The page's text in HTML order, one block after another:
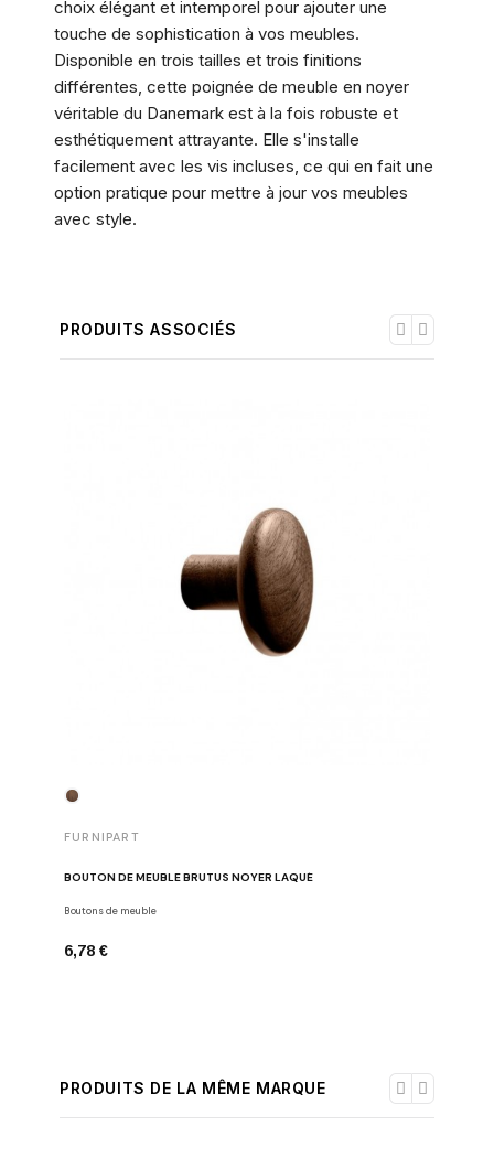
choix élégant et intemporel pour ajouter une
touche de sophistication à vos meubles.
Disponible en trois tailles et trois finitions
différentes, cette poignée de meuble en noyer
véritable du Danemark est à la fois robuste et
esthétiquement attrayante. Elle s'installe
facilement avec les vis incluses, ce qui en fait une
option pratique pour mettre à jour vos meubles
avec style.
PRODUITS ASSOCIÉS
FURNIPART
BOUTON DE MEUBLE BRUTUS NOYER LAQUÉ
Boutons de meuble
6,78 €
PRODUITS DE LA MÊME MARQUE